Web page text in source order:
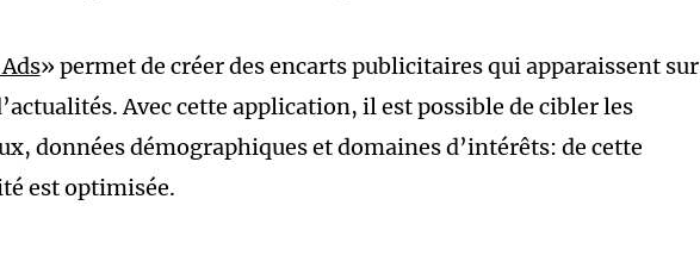
» permet de créer des encarts publicitaires qui apparaissent sur
Avec cette application, il est possible de cibler les
données démographiques et domaines d’intérêts: de cette
est optimisée.